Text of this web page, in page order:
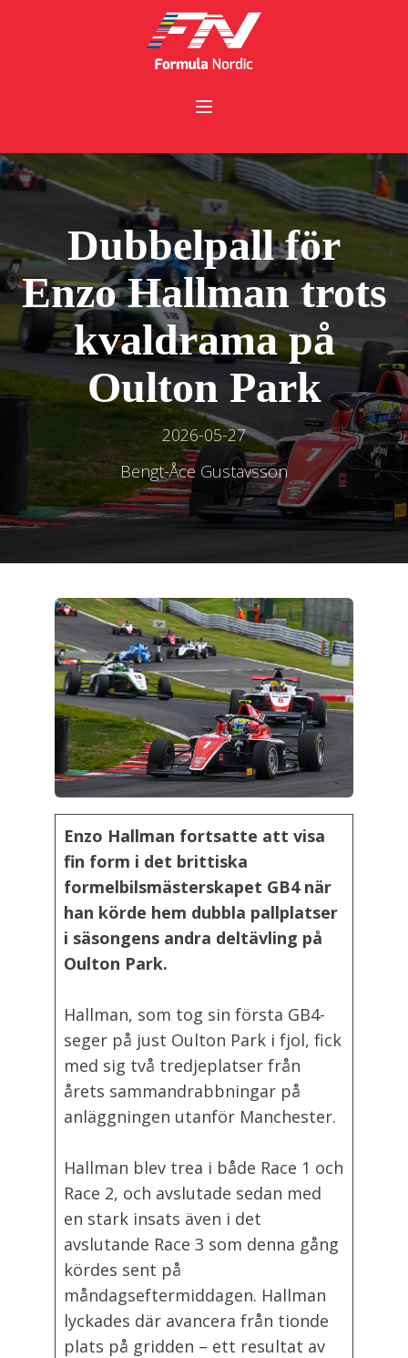
Dubbelpall för
Enzo Hallman trots
kvaldrama på
Oulton Park
2026-05-27
Bengt-Åce Gustavsson
Enzo Hallman fortsatte att visa
fin form i det brittiska
formelbilsmästerskapet GB4 när
han körde hem dubbla pallplatser
i säsongens andra deltävling på
Oulton Park.
Hallman, som tog sin första GB4-
seger på just Oulton Park i fjol, fick
med sig två tredjeplatser från
årets sammandrabbningar på
anläggningen utanför Manchester.
Hallman blev trea i både Race 1 och
Race 2, och avslutade sedan med
en stark insats även i det
avslutande Race 3 som denna gång
kördes sent på
måndagseftermiddagen. Hallman
lyckades där avancera från tionde
plats på gridden – ett resultat av